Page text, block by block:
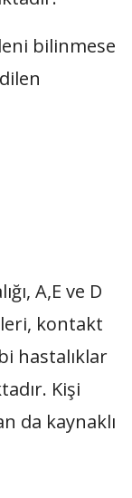
bilinmese
A,E ve D
kontakt
hastalıklar
Kişi
da kaynaklı